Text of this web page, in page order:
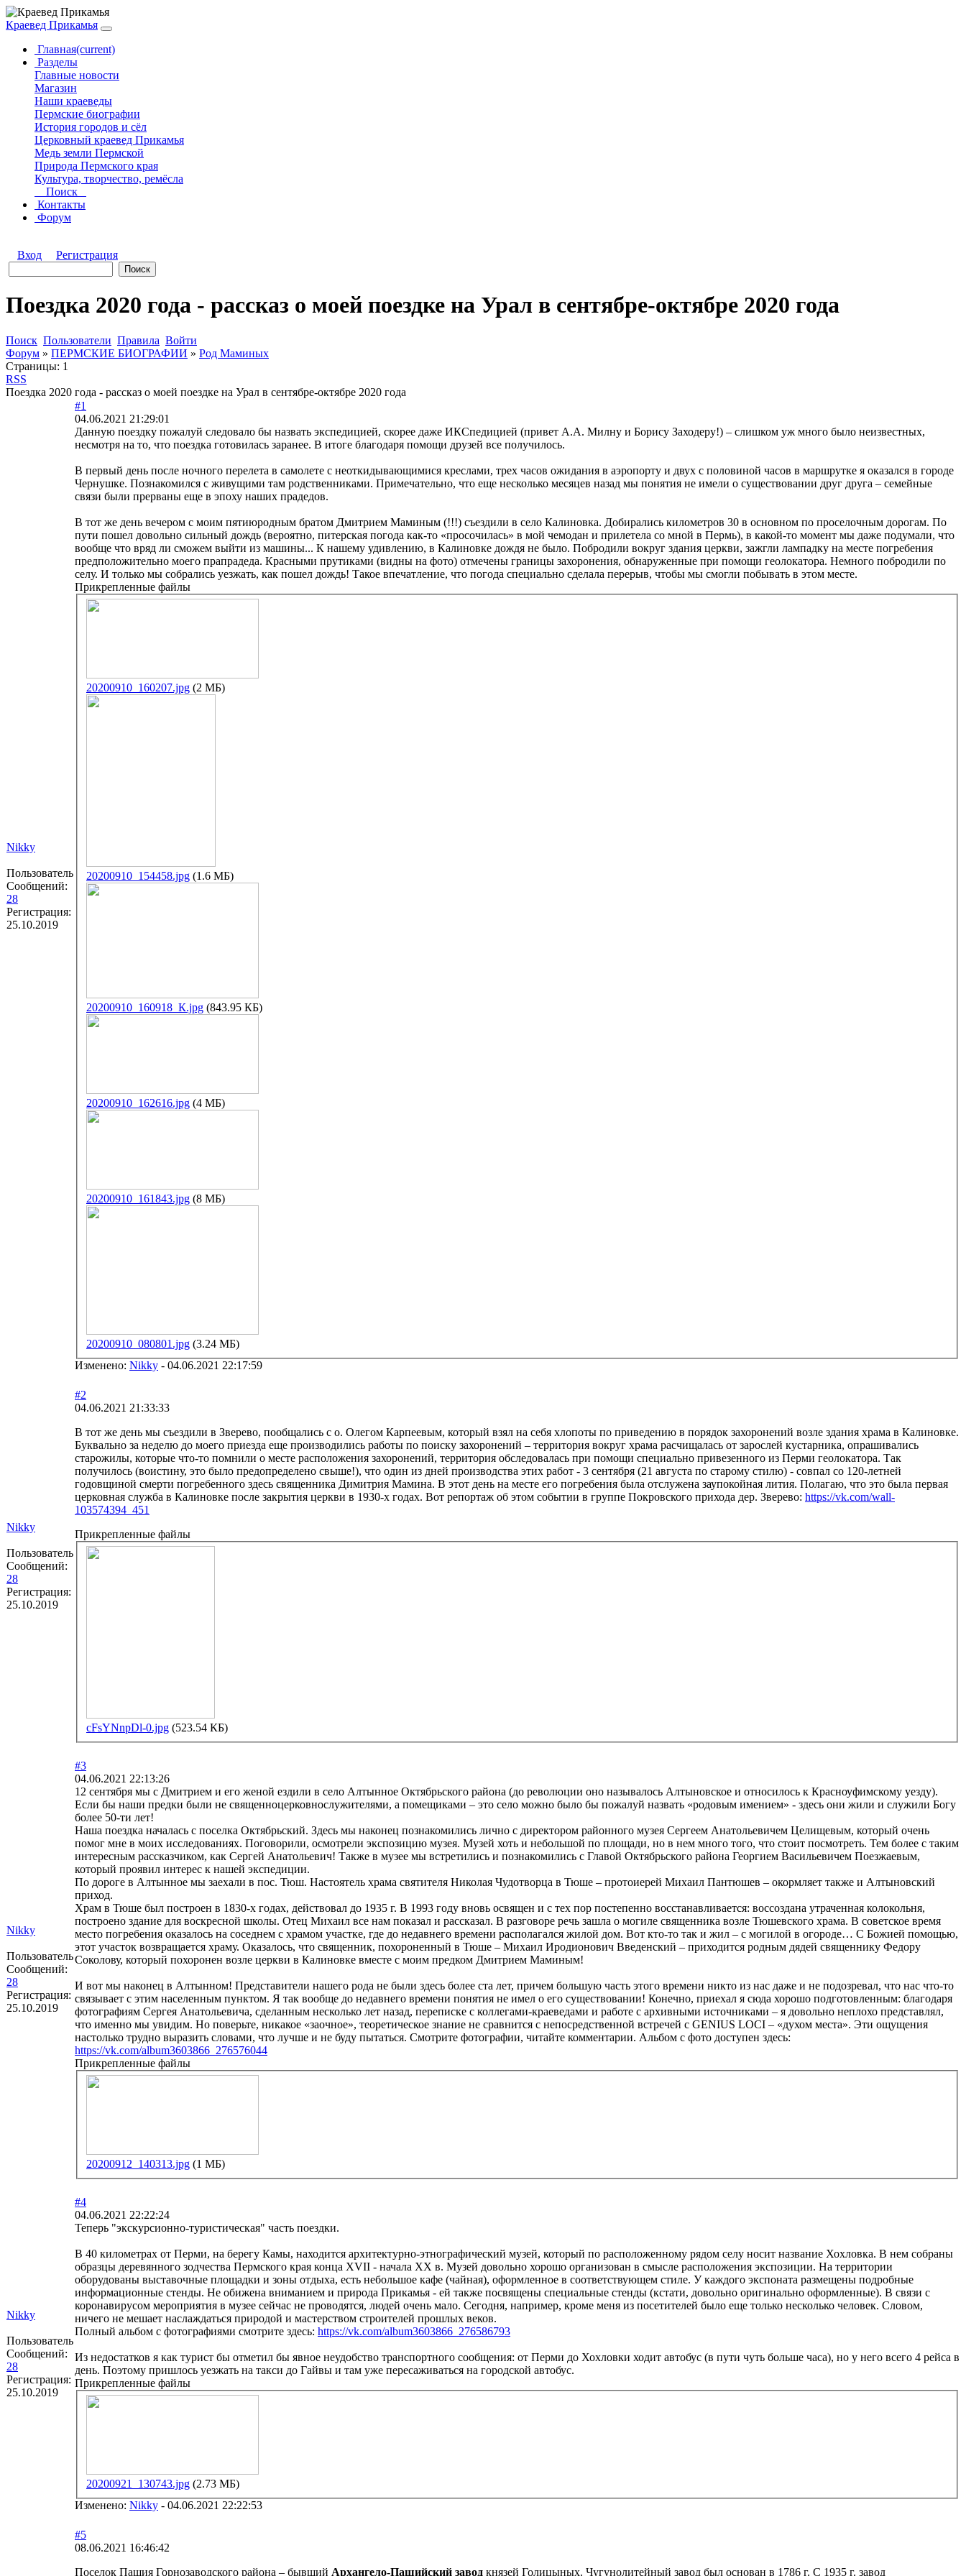
Краевед Прикамья
Главная(current)
Разделы
Главные новости
Магазин
Наши краеведы
Пермские биографии
История городов и сёл
Церковный краевед Прикамья
Медь земли Пермской
Природа Пермского края
Культура, творчество, ремёсла
Поиск
Контакты
Форум
Вход Регистрация
Поездка 2020 года - рассказ о моей поездке на Урал в сентябре-октябре 2020 года
Поиск Пользователи Правила Войти
Форум » ПЕРМСКИЕ БИОГРАФИИ » Род Маминых
Страницы: 1
RSS
Поездка 2020 года - рассказ о моей поездке на Урал в сентябре-октябре 2020 года
Nikky
Пользователь
Сообщений:
28
Регистрация:
25.10.2019
#1
04.06.2021 21:29:01
Данную поездку пожалуй следовало бы назвать экспедицией, скорее даже ИКСпедицией (привет А.А. Милну и Борису Заходеру!) – слишком уж много было неизвестных,
несмотря на то, что поездка готовилась заранее. В итоге благодаря помощи друзей все получилось.
В первый день после ночного перелета в самолете с неоткидывающимися креслами, трех часов ожидания в аэропорту и двух с половиной часов в маршрутке я оказался в городе
Чернушке. Познакомился с живущими там родственниками. Примечательно, что еще несколько месяцев назад мы понятия не имели о существовании друг друга – семейные
связи были прерваны еще в эпоху наших прадедов.
В тот же день вечером с моим пятиюродным братом Дмитрием Маминым (!!!) съездили в село Калиновка. Добирались километров 30 в основном по проселочным дорогам. По
пути пошел довольно сильный дождь (вероятно, питерская погода как-то «просочилась» в мой чемодан и прилетела со мной в Пермь), в какой-то момент мы даже подумали, что
вообще что вряд ли сможем выйти из машины... К нашему удивлению, в Калиновке дождя не было. Побродили вокруг здания церкви, зажгли лампадку на месте погребения
предположительно моего прапрадеда. Красными прутиками (видны на фото) отмечены границы захоронения, обнаруженные при помощи геолокатора. Немного побродили по
селу. И только мы собрались уезжать, как пошел дождь! Такое впечатление, что погода специально сделала перерыв, чтобы мы смогли побывать в этом месте.
Прикрепленные файлы
20200910_160207.jpg (2 МБ)
20200910_154458.jpg (1.6 МБ)
20200910_160918_К.jpg (843.95 КБ)
20200910_162616.jpg (4 МБ)
20200910_161843.jpg (8 МБ)
20200910_080801.jpg (3.24 МБ)
Изменено: Nikky - 04.06.2021 22:17:59
Nikky
Пользователь
Сообщений:
28
Регистрация:
25.10.2019
#2
04.06.2021 21:33:33
В тот же день мы съездили в Зверево, пообщались с о. Олегом Карпеевым, который взял на себя хлопоты по приведению в порядок захоронений возле здания храма в Калиновке.
Буквально за неделю до моего приезда еще производились работы по поиску захоронений – территория вокруг храма расчищалась от зарослей кустарника, опрашивались
старожилы, которые что-то помнили о месте расположения захоронений, территория обследовалась при помощи специально привезенного из Перми геолокатора. Так
получилось (воистину, это было предопределено свыше!), что один из дней производства этих работ - 3 сентября (21 августа по старому стилю) - совпал со 120-летней
годовщиной смерти погребенного здесь священника Димитрия Мамина. В этот день на месте его погребения была отслужена заупокойная лития. Полагаю, что это была первая
церковная служба в Калиновке после закрытия церкви в 1930-х годах. Вот репортаж об этом событии в группе Покровского прихода дер. Зверево: https://vk.com/wall-
103574394_451
Прикрепленные файлы
cFsYNnpDl-0.jpg (523.54 КБ)
Nikky
Пользователь
Сообщений:
28
Регистрация:
25.10.2019
#3
04.06.2021 22:13:26
12 сентября мы с Дмитрием и его женой ездили в село Алтынное Октябрьского района (до революции оно называлось Алтыновское и относилось к Красноуфимскому уезду).
Если бы наши предки были не священноцерковнослужителями, а помещиками – это село можно было бы пожалуй назвать «родовым имением» - здесь они жили и служили Богу
более 50-ти лет!
Наша поездка началась с поселка Октябрьский. Здесь мы наконец познакомились лично с директором районного музея Сергеем Анатольевичем Целищевым, который очень
помог мне в моих исследованиях. Поговорили, осмотрели экспозицию музея. Музей хоть и небольшой по площади, но в нем много того, что стоит посмотреть. Тем более с таким
интересным рассказчиком, как Сергей Анатольевич! Также в музее мы встретились и познакомились с Главой Октябрьского района Георгием Васильевичем Поезжаевым,
который проявил интерес к нашей экспедиции.
По дороге в Алтынное мы заехали в пос. Тюш. Настоятель храма святителя Николая Чудотворца в Тюше – протоиерей Михаил Пантюшев – окормляет также и Алтыновский
приход.
Храм в Тюше был построен в 1830-х годах, действовал до 1935 г. В 1993 году вновь освящен и с тех пор постепенно восстанавливается: воссоздана утраченная колокольня,
построено здание для воскресной школы. Отец Михаил все нам показал и рассказал. В разговоре речь зашла о могиле священника возле Тюшевского храма. В советское время
место погребения оказалось на соседнем с храмом участке, где до недавнего времени располагался жилой дом. Вот кто-то так и жил – с могилой в огороде… С Божией помощью,
этот участок возвращается храму. Оказалось, что священник, похороненный в Тюше – Михаил Иродионович Введенский – приходится родным дядей священнику Федору
Соколову, который похоронен возле церкви в Калиновке вместе с моим предком Дмитрием Маминым!
И вот мы наконец в Алтынном! Представители нашего рода не были здесь более ста лет, причем большую часть этого времени никто из нас даже и не подозревал, что нас что-то
связывает с этим населенным пунктом. Я так вообще до недавнего времени понятия не имел о его существовании! Конечно, приехал я сюда хорошо подготовленным: благодаря
фотографиям Сергея Анатольевича, сделанным несколько лет назад, переписке с коллегами-краеведами и работе с архивными источниками – я довольно неплохо представлял,
что именно мы увидим. Но поверьте, никакое «заочное», теоретическое знание не сравнится с непосредственной встречей с GENIUS LOCI – «духом места». Эти ощущения
настолько трудно выразить словами, что лучше и не буду пытаться. Смотрите фотографии, читайте комментарии. Альбом с фото доступен здесь:
https://vk.com/album3603866_276576044
Прикрепленные файлы
20200912_140313.jpg (1 МБ)
Nikky
Пользователь
Сообщений:
28
Регистрация:
25.10.2019
#4
04.06.2021 22:22:24
Теперь "экскурсионно-туристическая" часть поездки.
В 40 километрах от Перми, на берегу Камы, находится архитектурно-этнографический музей, который по расположенному рядом селу носит название Хохловка. В нем собраны
образцы деревянного зодчества Пермского края конца XVII - начала ХХ в. Музей довольно хорошо организован в смысле расположения экспозиции. На территории
оборудованы выставочные площадки и зоны отдыха, есть небольшое кафе (чайная), оформленное в соответствующем стиле. У каждого экспоната размещены подробные
информационные стенды. Не обижена вниманием и природа Прикамья - ей также посвящены специальные стенды (кстати, довольно оригинально оформленные). В связи с
коронавирусом мероприятия в музее сейчас не проводятся, людей очень мало. Сегодня, например, кроме меня из посетителей было еще только несколько человек. Словом,
ничего не мешает наслаждаться природой и мастерством строителей прошлых веков.
Полный альбом с фотографиями смотрите здесь: https://vk.com/album3603866_276586793
Из недостатков я как турист бы отметил бы явное неудобство транспортного сообщения: от Перми до Хохловки ходит автобус (в пути чуть больше часа), но у него всего 4 рейса в
день. Поэтому пришлось уезжать на такси до Гайвы и там уже пересаживаться на городской автобус.
Прикрепленные файлы
20200921_130743.jpg (2.73 МБ)
Изменено: Nikky - 04.06.2021 22:22:53
#5
08.06.2021 16:46:42
Поселок Пашия Горнозаводского района – бывший Архангело-Пашийский завод князей Голицыных. Чугунолитейный завод был основан в 1786 г. С 1935 г. завод